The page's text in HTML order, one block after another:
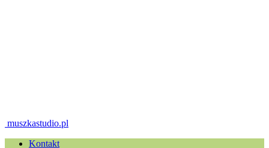
muszkastudio.pl
Kontakt